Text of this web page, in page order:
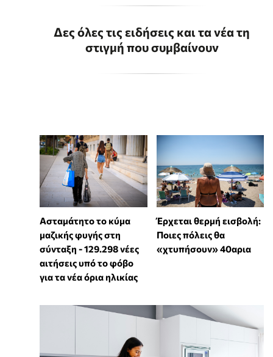
Δες όλες τις ειδήσεις και τα νέα τη
στιγμή που συμβαίνουν
Ασταμάτητο το κύμα
μαζικής φυγής στη
σύνταξη - 129.298 νέες
αιτήσεις υπό το φόβο
για τα νέα όρια ηλικίας
Έρχεται θερμή εισβολή:
Ποιες πόλεις θα
«χτυπήσουν» 40αρια